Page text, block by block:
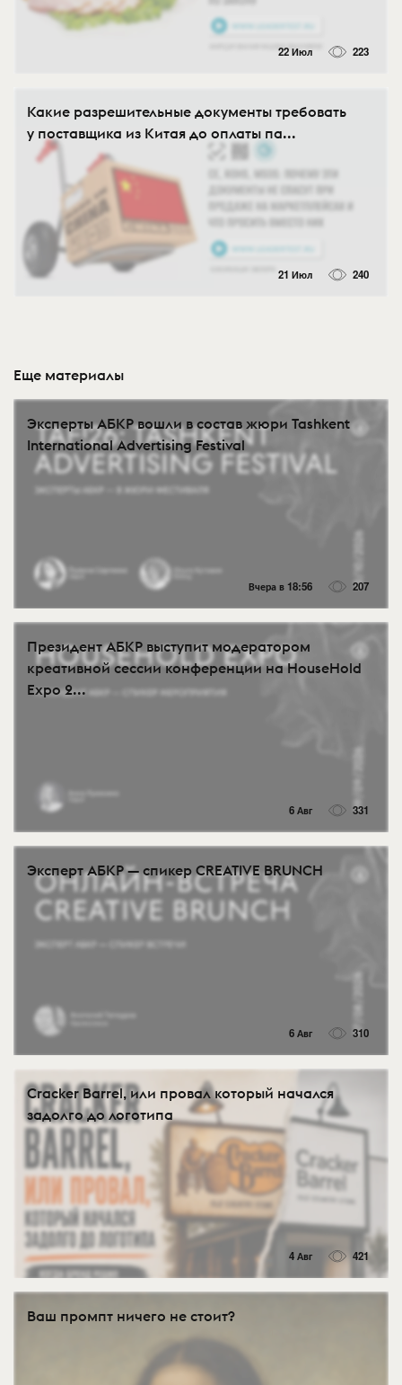
22 Июл 223
Какие разрешительные документы требовать
у поставщика из Китая до оплаты па...
21 Июл 240
Еще материалы
Эксперты АБКР вошли в состав жюри Tashkent
International Advertising Festival
Вчера в 18:56 207
Президент АБКР выступит модератором
креативной сессии конференции на HouseHold
Expo 2...
6 Авг 331
Эксперт АБКР — спикер CREATIVE BRUNCH
6 Авг 310
Cracker Barrel, или провал который начался
задолго до логотипа
4 Авг 421
Ваш промпт ничего не стоит?